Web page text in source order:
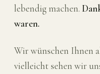
lebendig machen.
waren.
Wir wünschen Ihnen
vielleicht sehen wir